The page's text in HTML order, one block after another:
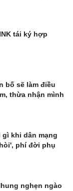
tái ký hợp
bố sẽ làm điều
thừa nhận mình
gì khi dân mạng
phí đời phụ
nghẹn ngào